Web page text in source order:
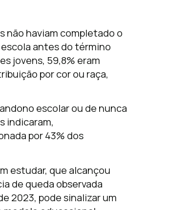
não haviam completado o
antes do término
jovens, 59,8% eram
por cor ou raça,
escolar ou de nunca
indicaram,
por 43% dos
estudar, que alcançou
de queda observada
2023, pode sinalizar um